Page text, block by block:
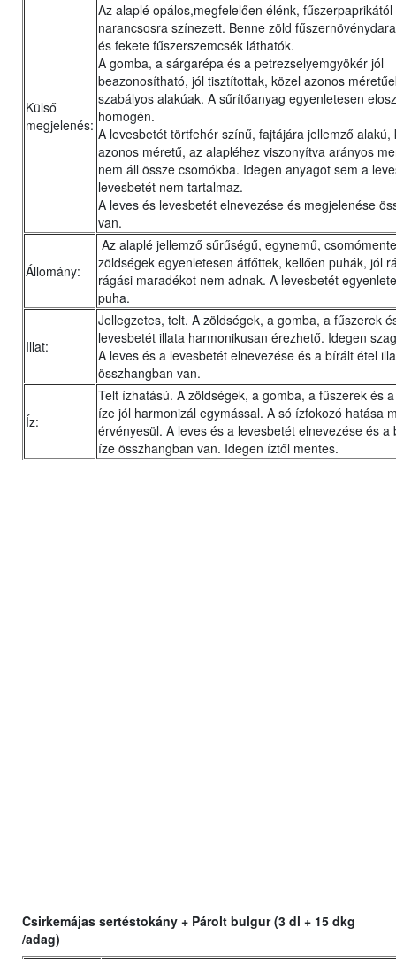
Külső
megjelenés:
Az alaplé opálos,megfelelően élénk, fűszerpaprikától
narancsosra színezett. Benne zöld
és fekete fűszerszemcsék láthatók.
A gomba, a sárgarépa és a petrezselyemgyökér jól
beazonosítható, jól tisztítottak, közel azonos
szabályos alakúak. A sűrítőanyag egyenletesen
homogén.
A levesbetét törtfehér színű, fajtájára jellemző alakú,
azonos méretű, az alapléhez viszonyítva arányos
nem áll össze csomókba. Idegen anyagot sem a
levesbetét nem tartalmaz.
A leves és levesbetét elnevezése és megjelenése
van.
Állomány:
Az alaplé jellemző sűrűségű, egynemű,
zöldségek egyenletesen átfőttek, kellően puhák, jól
rágási maradékot nem adnak. A levesbetét
puha.
Illat:
Jellegzetes, telt. A zöldségek, a gomba, a fűszerek
levesbetét illata harmonikusan érezhető. Idegen
A leves és a levesbetét elnevezése és a bírált étel
összhangban van.
Íz:
Telt ízhatású. A zöldségek, a gomba, a fűszerek és
íze jól harmonizál egymással. A só ízfokozó hatása
érvényesül. A leves és a levesbetét elnevezése és a
íze összhangban van. Idegen íztől mentes.
Csirkemájas sertéstokány + Párolt bulgur (3 dl + 15 dkg
/adag)